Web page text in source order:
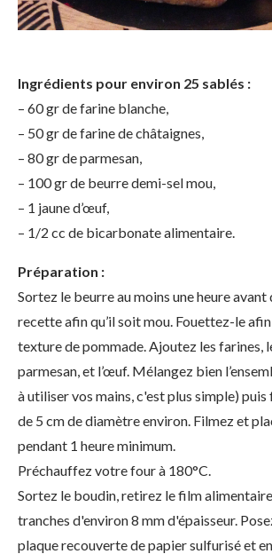
Ingrédients pour environ 25 sablés :
– 60 gr de farine blanche,
– 50 gr de farine de châtaignes,
– 80 gr de parmesan,
– 100 gr de beurre demi-sel mou,
– 1 jaune d’œuf,
– 1/2 cc de bicarbonate alimentaire.
Préparation :
Sortez le beurre au moins une heure avant
recette afin qu’il soit mou. Fouettez-le
texture de pommade. Ajoutez les farines,
parmesan, et l’œuf. Mélangez bien
à utiliser vos mains, c'est plus simple)
de 5 cm de diamètre environ. Filmez et
pendant 1 heure minimum.
Préchauffez votre four à 180°C.
Sortez le boudin, retirez le film
tranches d'environ 8 mm d'épaisseur.
plaque recouverte de papier sulfurisé et